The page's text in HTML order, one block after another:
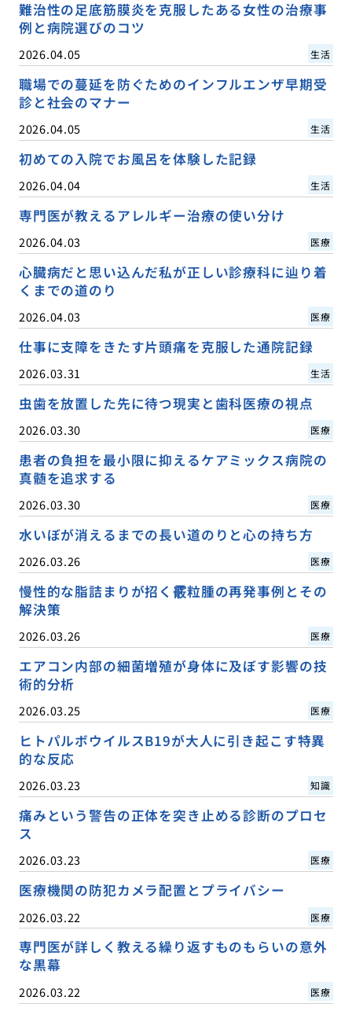
難治性の足底筋膜炎を克服したある女性の治療事
例と病院選びのコツ
2026.04.05 生活
職場での蔓延を防ぐためのインフルエンザ早期受
診と社会のマナー
2026.04.05 生活
初めての入院でお風呂を体験した記録
2026.04.04 生活
専門医が教えるアレルギー治療の使い分け
2026.04.03 医療
心臓病だと思い込んだ私が正しい診療科に辿り着
くまでの道のり
2026.04.03 医療
仕事に支障をきたす片頭痛を克服した通院記録
2026.03.31 生活
虫歯を放置した先に待つ現実と歯科医療の視点
2026.03.30 医療
患者の負担を最小限に抑えるケアミックス病院の
真髄を追求する
2026.03.30 医療
水いぼが消えるまでの長い道のりと心の持ち方
2026.03.26 医療
慢性的な脂詰まりが招く霰粒腫の再発事例とその
解決策
2026.03.26 医療
エアコン内部の細菌増殖が身体に及ぼす影響の技
術的分析
2026.03.25 医療
ヒトパルボウイルスB19が大人に引き起こす特異
的な反応
2026.03.23 知識
痛みという警告の正体を突き止める診断のプロセ
ス
2026.03.23 医療
医療機関の防犯カメラ配置とプライバシー
2026.03.22 医療
専門医が詳しく教える繰り返すものもらいの意外
な黒幕
2026.03.22 医療